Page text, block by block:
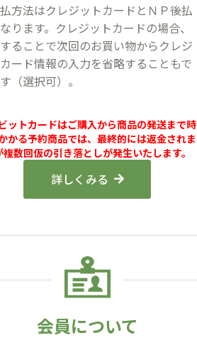
方法はクレジットカードとＮＰ後払
ります。クレジットカードの場合、
ることで次回のお買い物からクレジ
ード情報の入力を省略することもで
（選択可）。
ットカードはご購入から商品の発送まで時
かる予約商品では、最終的には返金されま
複数回仮の引き落としが発生いたします。
詳しくみる
会員について